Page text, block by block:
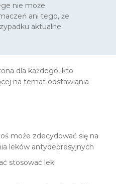
nie może
ani tego, że
aktualne.
dla każdego, kto
na temat odstawiania
może zdecydować się na
leków antydepresyjnych
stosować leki